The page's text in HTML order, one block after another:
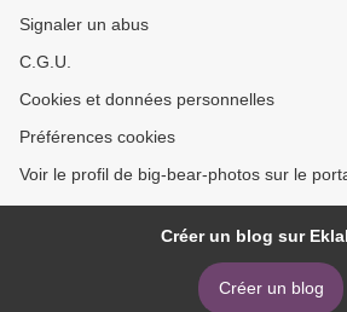
Signaler un abus
C.G.U.
Cookies et données personnelles
Préférences cookies
Voir le profil de big-bear-photos sur le
Créer un blog sur
Créer un blog